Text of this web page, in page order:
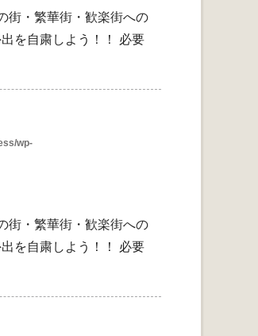
街・繁華街・歓楽街への
を自粛しよう！！ 必要
wp-
街・繁華街・歓楽街への
を自粛しよう！！ 必要